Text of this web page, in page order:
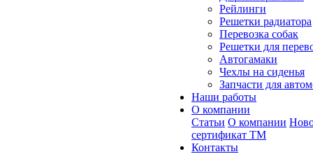
Рейлинги
Решетки радиатора
Перевозка собак
Решетки для
Автогамаки
Чехлы на сиденья
Запчасти для
Наши работы
О компании
Статьи О компании
сертификат ТМ
Контакты